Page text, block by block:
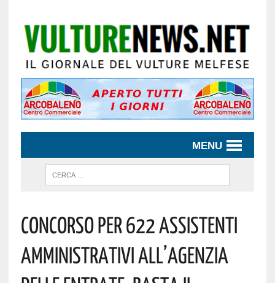
MENU
Concorso Per 622 Assistenti
Amministrativi All’Agenzia